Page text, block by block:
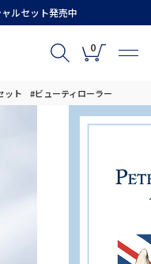
ャルセット発売中
0
ット #ビューティローラー